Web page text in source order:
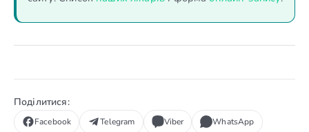
Поділитися:
Facebook Telegram Viber WhatsApp